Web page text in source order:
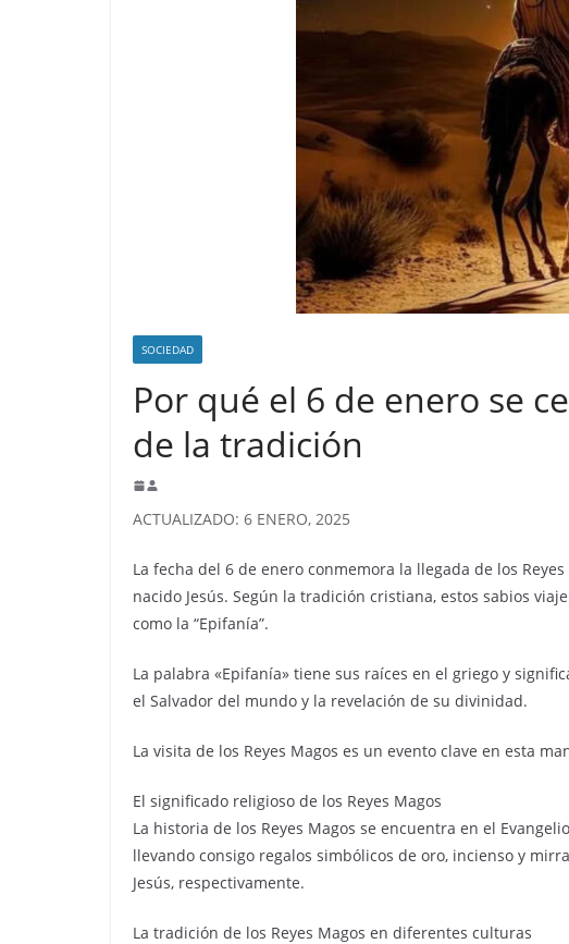
SOCIEDAD
Por qué el 6 de enero se
de la tradición
ACTUALIZADO: 6 ENERO, 2025
La fecha del 6 de enero conmemora la llegada de los
nacido Jesús. Según la tradición cristiana, estos sabios
como la “Epifanía”.
La palabra «Epifanía» tiene sus raíces en el griego y
el Salvador del mundo y la revelación de su divinidad.
La visita de los Reyes Magos es un evento clave en esta
El significado religioso de los Reyes Magos
La historia de los Reyes Magos se encuentra en el
llevando consigo regalos simbólicos de oro, incienso y
Jesús, respectivamente.
La tradición de los Reyes Magos en diferentes culturas